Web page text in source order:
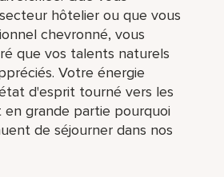
hôtelier ou que vous
chevronné, vous
que vos talents naturels
Votre énergie
d'esprit tourné vers les
grande partie pourquoi
de séjourner dans nos